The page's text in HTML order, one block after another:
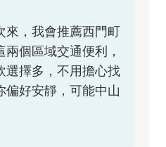
，我會推薦西門町
個區域交通便利，
選擇多，不用擔心找
偏好安靜，可能中山